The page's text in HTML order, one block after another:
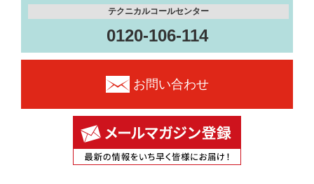
テクニカルコールセンター
0120-106-114
お問い合わせ